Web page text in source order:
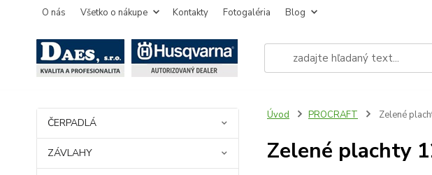
O nás Všetko o nákupe Kontakty Fotogaléria Blog
ČERPADLÁ
ZÁVLAHY
Úvod PROCRAFT Zelené
Zelené plachty